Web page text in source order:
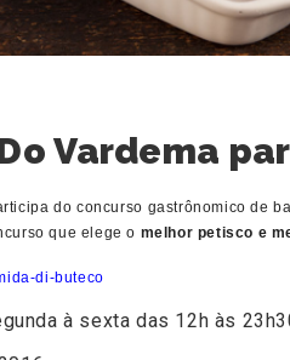
Vardema
do concurso gastrônomico de
que elege o melhor petisco e
di-buteco
à sexta das 12h às